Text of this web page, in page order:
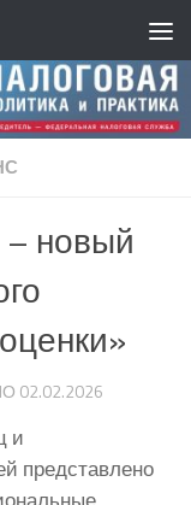
– новый
02.02.2026
и
представлено